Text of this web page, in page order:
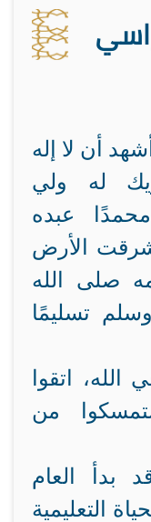
أن لا إله
له ولي
عبده
الأرض
صلى الله
تسليمًا
الله، اتقوا
من
بدأ العام
التعليمية